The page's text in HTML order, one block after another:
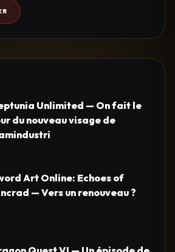
Unlimited — On fait le
du nouveau visage de
Art Online: Echoes of
— Vers un renouveau ?